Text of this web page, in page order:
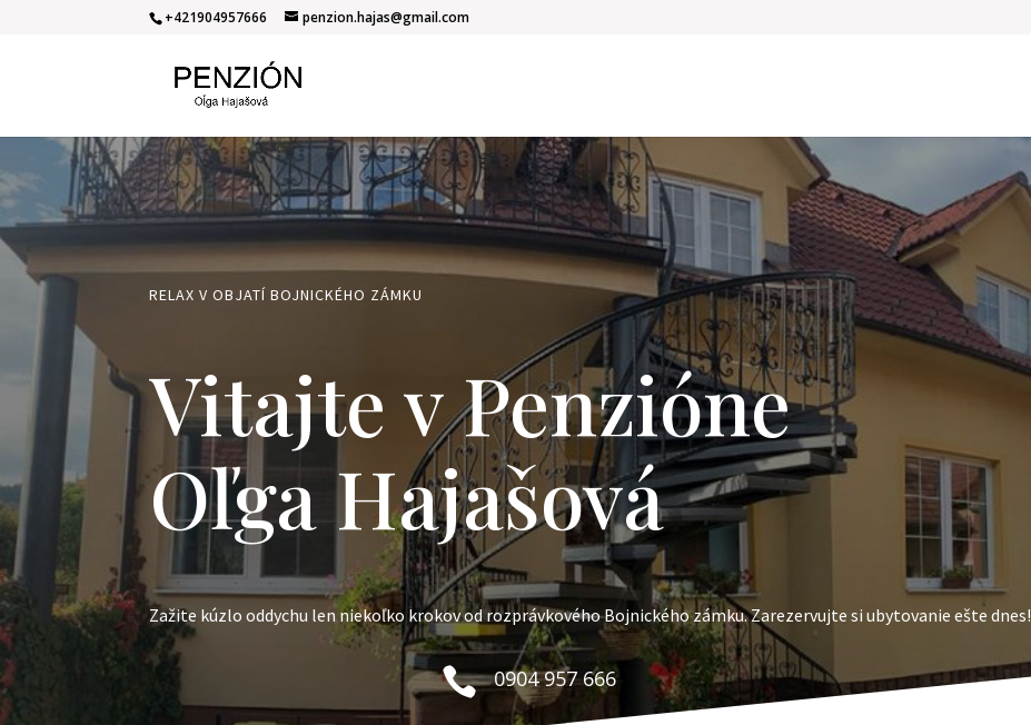
+421904957666 penzion.hajas@gmail.com
RELAX V OBJATÍ BOJNICKÉHO ZÁMKU
Vitajte v Penzióne
Oľga Hajašová
Zažite kúzlo oddychu len niekoľko krokov od rozprávkového Bojnického zámku. Zarezervujte si ubytovanie ešte dnes!
 0904 957 666